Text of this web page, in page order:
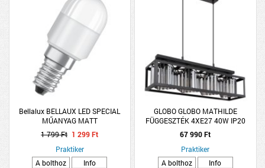
Bellalux BELLAUX LED SPECIAL
MŰANYAG MATT
1 799 Ft 1 299 Ft
Praktiker
A bolthoz
Info
GLOBO GLOBO MATHILDE
FÜGGESZTÉK 4XE27 40W IP20
68X17X120CM MATT FEKETE-
ÜVEGKRISTÁLY
67 990 Ft
Praktiker
A bolthoz
Info